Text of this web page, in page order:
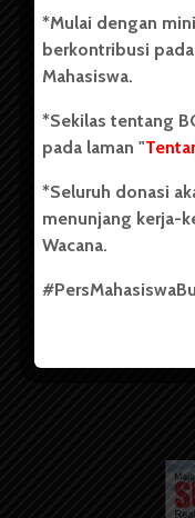
berdiri pada 1 Juli 1995.
Tentang Kami
Info Iklan
Pedoman Media
*Mulai dengan
berkontribusi
Mahasiswa.
*Sekilas tentang
pada laman "
*Seluruh donasi
menunjang kerja-
Wacana.